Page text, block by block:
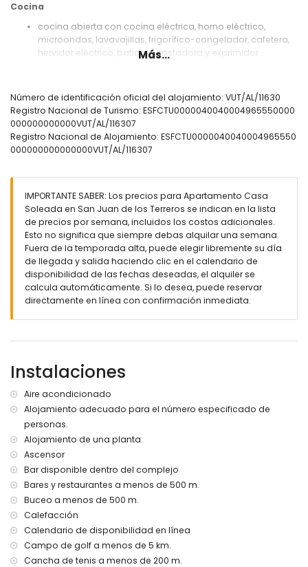
Cocina
cocina abierta con cocina eléctrica, horno eléctrico,
microondas, lavavajillas, frigorífico-congelador, cafetera,
hervidor eléctrico, batidora, tostadora y exprimidor
dormitorio con aire acondicionado y cama queen size (de
200 por 160 cm)
2 dormitorios con aire acondicionado, cada uno con 2
camas individuales (de 200 por 90 cm)
baño en suite con lavabo, ducha, inodoro y secador de
Exterior del apartamento
parcela cerrada
piscina comunitaria
piscina infantil
jardín con grava y muebles de jardín con tumbonas
jardín comunitario con césped y árboles
parque infantil
terraza cubierta
ducha exterior
zona de estar exterior y zona de comedor exterior
pueblo más cercano: San Juan de los Terreros (a menos
ribera o costa más cercana a menos de 500 metros del
apartamento
playa más cercana a menos de 500 metros del
apartamento
aeropuerto más cercano: Alicante (a más de 100
kilómetros)
segundo aeropuerto más cercano: Almería/Murcia (a
menos de 100 kilómetros del apartamento)
transporte público cercano: autobús a menos de 200
metros y tren a menos de 15 kilómetros
no se permiten mascotas
El edificio donde se encuentra el alojamiento dispone de
ascensor.
Más...
Número de identificación oficial del alojamiento: VUT/AL/11630
Registro Nacional de Turismo: ESFCTU0000040040004965550000
000000000000VUT/AL/116307
Registro Nacional de Alojamiento: ESFCTU0000040040004965550
000000000000000VUT/AL/116307
IMPORTANTE SABER: Los precios para Apartamento Casa
Soleada en San Juan de los Terreros se indican en la lista
de precios por semana, incluidos los costos adicionales.
Esto no significa que siempre debas alquilar una semana.
Fuera de la temporada alta, puede elegir libremente su día
de llegada y salida haciendo clic en el calendario de
disponibilidad de las fechas deseadas, el alquiler se
calcula automáticamente. Si lo desea, puede reservar
directamente en línea con confirmación inmediata.
Instalaciones
Aire acondicionado
Alojamiento adecuado para el número especificado de
personas.
Alojamiento de una planta.
Ascensor
Bar disponible dentro del complejo
Bares y restaurantes a menos de 500 m.
Buceo a menos de 500 m.
Calefacción
Calendario de disponibilidad en línea
Campo de golf a menos de 5 km.
Cancha de tenis a menos de 200 m.